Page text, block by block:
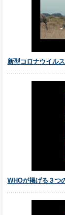
新型コロナウイル
WHOが掲げる３